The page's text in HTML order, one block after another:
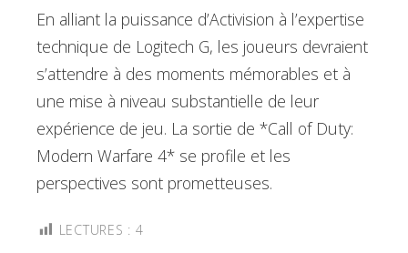
En alliant la puissance d’Activision à l’expertise
technique de Logitech G, les joueurs devraient
s’attendre à des moments mémorables et à
une mise à niveau substantielle de leur
expérience de jeu. La sortie de *Call of Duty:
Modern Warfare 4* se profile et les
perspectives sont prometteuses.
LECTURES : 4